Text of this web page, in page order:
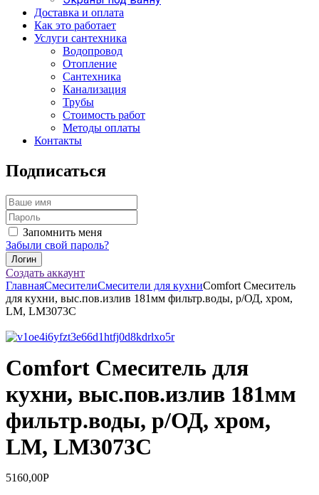
Доставка и оплата
Как это работает
Услуги сантехника
Водопровод
Отопление
Сантехника
Канализация
Трубы
Стоимость работ
Методы оплаты
Контакты
Подписаться
Запомнить меня
Забыли свой пароль?
Создать аккаунт
ГлавнаяСмесителиСмесители для кухниComfort Смеситель
для кухни, выс.пов.излив 181мм фильтр.воды, р/ОД, хром,
LM, LM3073C
Comfort Смеситель для
кухни, выс.пов.излив 181мм
фильтр.воды, р/ОД, хром,
LM, LM3073C
5160,00Р